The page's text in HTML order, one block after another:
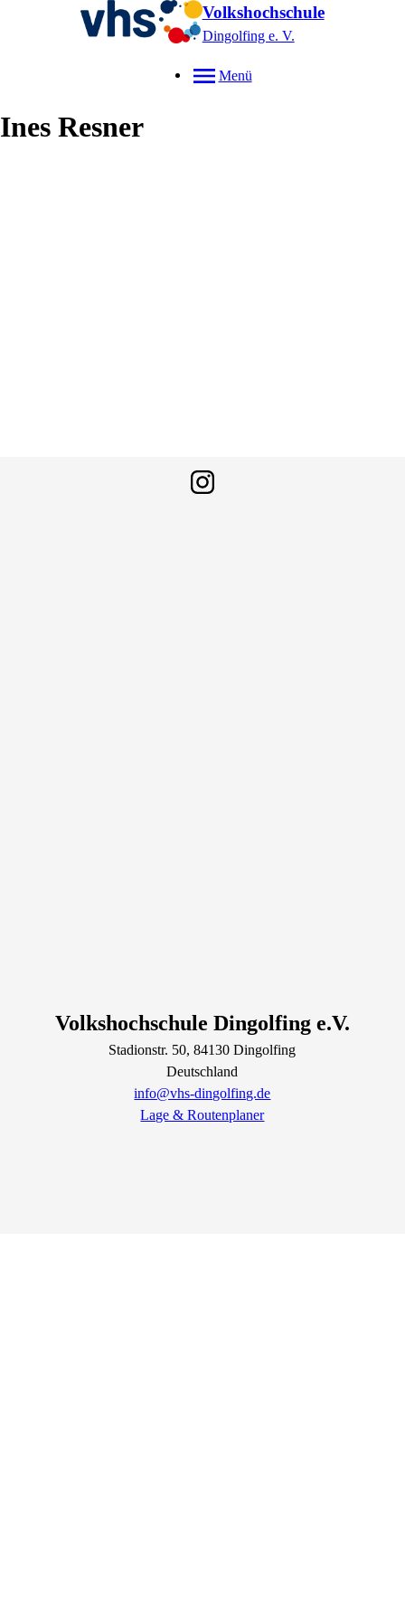
Volkshochschule
Dingolfing e. V.
Menü
Ines Resner
Volkshochschule Dingolfing e.V.
Stadionstr. 50, 84130Dingolfing
Deutschland
info@vhs-dingolfing.de
Lage & Routenplaner